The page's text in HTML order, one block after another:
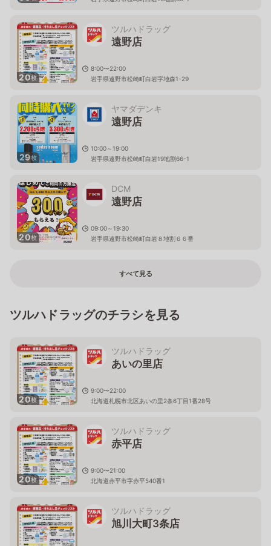
20枚
ツルハドラッグ
遠野店
8:00〜22:00
岩手県遠野市松崎町白岩字地森1-29
29枚
ヤマダデンキ
遠野店
10:00～19:00
岩手県遠野市松崎町白岩19地割66-1
20枚
DCM
遠野店
09:00～19:30
岩手県遠野市松崎町白岩８地割６６番
すべて見る
ツルハドラッグのチラシを見る
20枚
ツルハドラッグ
あいの里店
9:00〜22:00
北海道札幌市北区あいの里2条6丁目1番28号
20枚
ツルハドラッグ
赤平店
9:00〜21:00
北海道赤平市字赤平540番1
ツルハドラッグ
旭川大町3条店